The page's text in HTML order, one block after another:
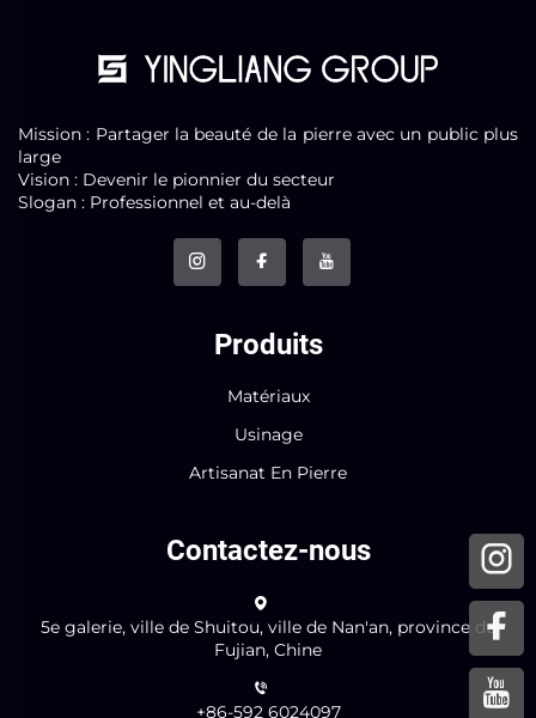
Mission : Partager la beauté de la pierre avec un public plus
large
Vision : Devenir le pionnier du secteur
Slogan : Professionnel et au-delà
Produits
Matériaux
Usinage
Artisanat En Pierre
Contactez-nous
5e galerie, ville de Shuitou, ville de Nan'an, province du
Fujian, Chine
+86-592 6024097